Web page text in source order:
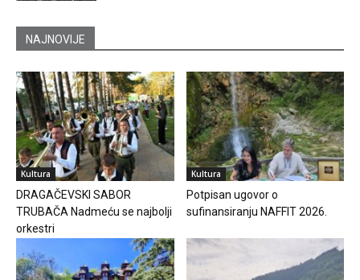
NAJNOVIJE
Kultura
DRAGAČEVSKI SABOR
TRUBAČA Nadmeću se najbolji
orkestri
Kultura
Potpisan ugovor o
sufinansiranju NAFFIT 2026.